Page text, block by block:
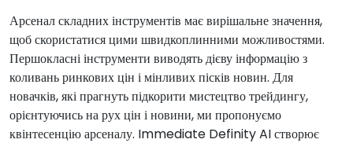
Арсенал складних інструментів має вирішальне значення,
щоб скористатися цими швидкоплинними можливостями.
Першокласні інструменти виводять дієву інформацію з
коливань ринкових цін і мінливих пісків новин. Для
новачків, які прагнуть підкорити мистецтво трейдингу,
орієнтуючись на рух цін і новини, ми пропонуємо
квінтесенцію арсеналу. Immediate Definity AI створює